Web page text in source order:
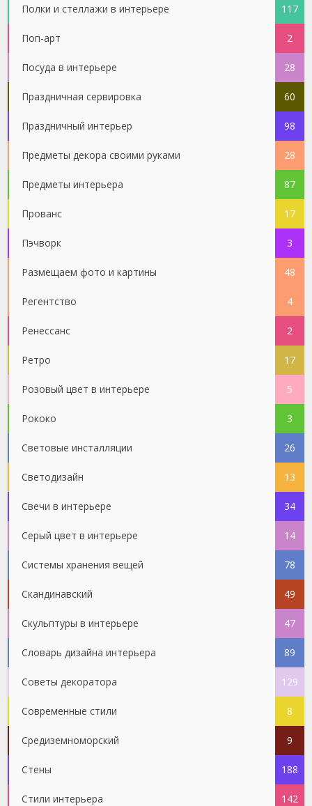
Полки и стеллажи в интерьере 117
Поп-арт 2
Посуда в интерьере 28
Праздничная сервировка 60
Праздничный интерьер 98
Предметы декора своими руками 28
Предметы интерьера 87
Прованс 17
Пэчворк 3
Размещаем фото и картины 48
Регентство 4
Ренессанс 2
Ретро 17
Розовый цвет в интерьере 5
Рококо 3
Световые инсталляции 26
Светодизайн 13
Свечи в интерьере 34
Серый цвет в интерьере 14
Системы хранения вещей 78
Скандинавский 49
Скульптуры в интерьере 47
Словарь дизайна интерьера 89
Советы декоратора 129
Современные стили 8
Средиземноморский 9
Стены 188
Стили интерьера 142